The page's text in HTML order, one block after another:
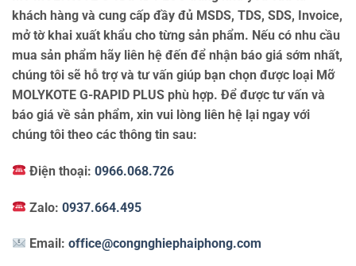
khách hàng và cung cấp đầy đủ MSDS, TDS, SDS, Invoice,
mở tờ khai xuất khẩu cho từng sản phẩm. Nếu có nhu cầu
mua sản phẩm hãy liên hệ đến để nhận báo giá sớm nhất,
chúng tôi sẽ hỗ trợ và tư vấn giúp bạn chọn được loại Mỡ
MOLYKOTE G-RAPID PLUS phù hợp. Để được tư vấn và
báo giá về sản phẩm, xin vui lòng liên hệ lại ngay với
chúng tôi theo các thông tin sau:
Điện thoại:0966.068.726
Zalo:0937.664.495
Email:office@congnghiephaiphong.com